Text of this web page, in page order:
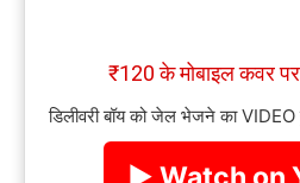
₹120 के मोबाइल कवर
डिलीवरी बॉय को जेल भेजने का